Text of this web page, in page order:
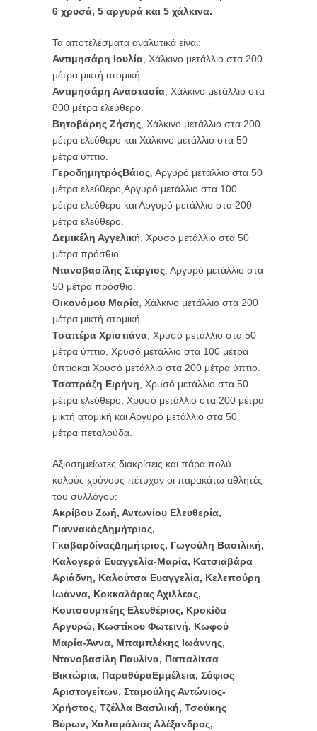
6 χρυσά, 5 αργυρά και 5 χάλκινα.
Τα αποτελέσματα αναλυτικά είναι:
Αντιμησάρη Ιουλία , Χάλκινο μετάλλιο στα 200
μέτρα μικτή ατομική.
Αντιμησάρη Αναστασία , Χάλκινο μετάλλιο στα
800 μέτρα ελεύθερο.
Βητοβάρης Ζήσης , Χάλκινο μετάλλιο στα 200
μέτρα ελεύθερο και Χάλκινο μετάλλιο στα 50
μέτρα ύπτιο.
ΓεροδημητρόςΒάιος , Αργυρό μετάλλιο στα 50
μέτρα ελεύθερο,Αργυρό μετάλλιο στα 100
μέτρα ελεύθερο και Αργυρό μετάλλιο στα 200
μέτρα ελεύθερο.
Δεμικέλη Αγγελική, Χρυσό μετάλλιο στα 50
μέτρα πρόσθιο.
Ντανοβασίλης Στέργιος , Αργυρό μετάλλιο στα
50 μέτρα πρόσθιο.
Οικονόμου Μαρία , Χάλκινο μετάλλιο στα 200
μέτρα μικτή ατομική.
Τσαπέρα Χριστιάνα , Χρυσό μετάλλιο στα 50
μέτρα ύπτιο, Χρυσό μετάλλιο στα 100 μέτρα
ύπτιοκαι Χρυσό μετάλλιο στα 200 μέτρα ύπτιο.
Τσαπράζη Ειρήνη , Χρυσό μετάλλιο στα 50
μέτρα ελεύθερο, Χρυσό μετάλλιο στα 200 μέτρα
μικτή ατομική και Αργυρό μετάλλιο στα 50
μέτρα πεταλούδα.
Αξιοσημείωτες διακρίσεις και πάρα πολύ
καλούς χρόνους πέτυχαν οι παρακάτω αθλητές
του συλλόγου:
Ακρίβου Ζωή, Αντωνίου Ελευθερία,
Γιαννακός∆ημήτριος,
Γκαβαρδίνας∆ημήτριος, Γωγούλη Βασιλική,
Καλογερά Ευαγγελία-Μαρία, Κατσιαβάρα
Αριάδνη, Καλούτσα Ευαγγελία, Κελεπούρη
Ιωάννα, Κοκκαλάρας Αχιλλέας,
Κουτσουμπέης Ελευθέριος, Κροκίδα
Αργυρώ, Κωστίκου Φωτεινή, Κωφού
Μαρία-Άννα, Μπαμπλέκης Ιωάννης,
Ντανοβασίλη Παυλίνα, Παπαλίτσα
Βικτώρια, ΠαραθύραΕμμέλεια, Σόφιος
Αριστογείτων, Σταμούλης Αντώνιος-
Χρήστος, Τζέλλα Βασιλική, Τσούκης
Βύρων, Χαλιαμάλιας Αλέξανδρος,